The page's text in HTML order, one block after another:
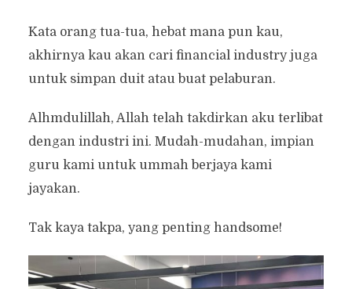
Kata orang tua-tua, hebat mana pun kau,
akhirnya kau akan cari financial industry juga
untuk simpan duit atau buat pelaburan.
Alhmdulillah, Allah telah takdirkan aku terlibat
dengan industri ini. Mudah-mudahan, impian
guru kami untuk ummah berjaya kami
jayakan.
Tak kaya takpa, yang penting handsome!